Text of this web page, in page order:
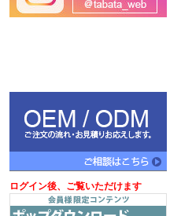
ログイン後、ご覧いただけます